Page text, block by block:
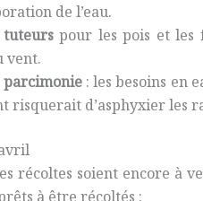
de l’eau.
pour les pois et les
vent.
: les besoins en
risquerait d’asphyxier les
récoltes soient encore à
à être récoltés :